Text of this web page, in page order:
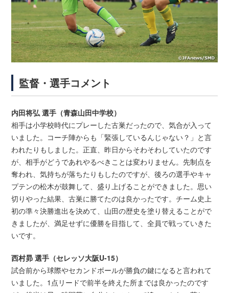
監督・選手コメント
内田将弘 選手（青森山田中学校）
相手は小学校時代にプレーした古巣だったので、気合が入って
いました。コーチ陣からも「緊張しているんじゃない？」と言
われたりもしました。正直、昨日からそわそわしていたのです
が、相手がどうであれやるべきことは変わりません。先制点を
奪われ、気持ちが落ちたりもしたのですが、後ろの選手やキャ
プテンの松木が鼓舞して、盛り上げることができました。思い
切りやった結果、古巣に勝てたのは良かったです。チーム史上
初の準々決勝進出を決めて、山田の歴史を塗り替えることがで
きましたが、満足せずに優勝を目指して、全員で戦っていきた
いです。
西村昴 選手（セレッソ大阪U-15）
試合前から球際やセカンドボールが勝負の鍵になると言われて
いました。1点リードで前半を終えた所までは良かったのです